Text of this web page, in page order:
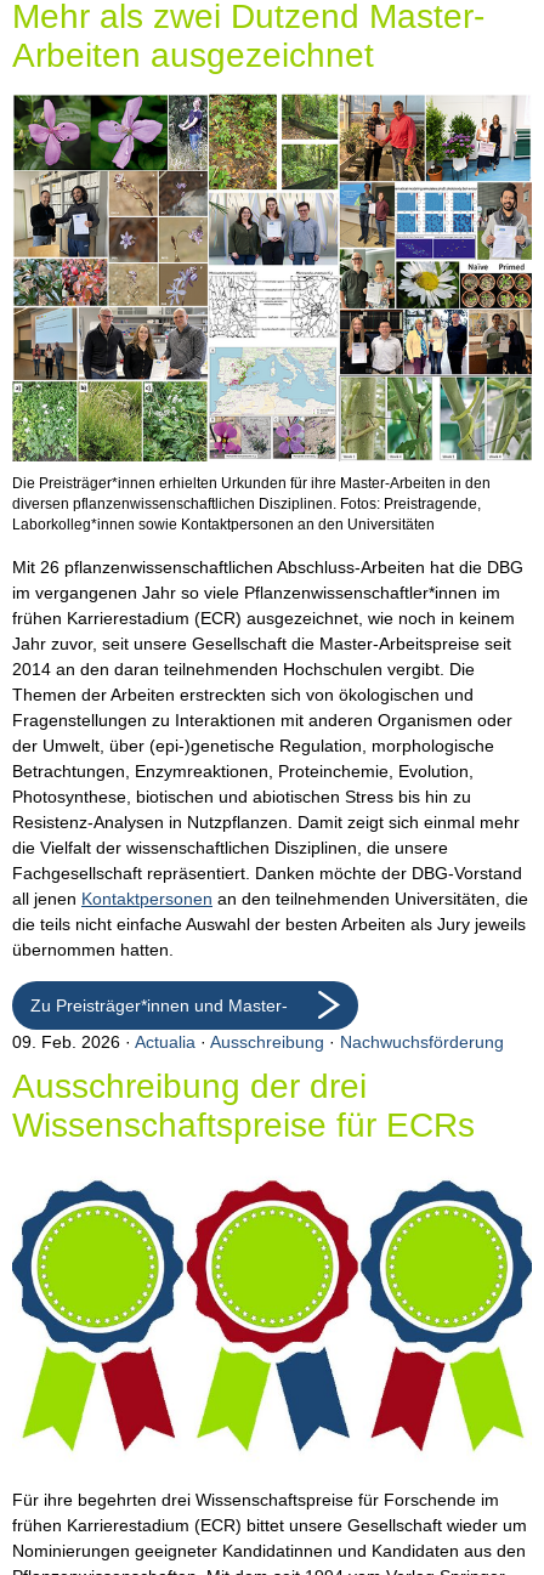
Mehr als zwei Dutzend Master-
Arbeiten ausgezeichnet
Die Preisträger*innen erhielten Urkunden für ihre Master-Arbeiten in den
diversen pflanzenwissenschaftlichen Disziplinen. Fotos: Preistragende,
Laborkolleg*innen sowie Kontaktpersonen an den Universitäten
Mit 26 pflanzenwissenschaftlichen Abschluss-Arbeiten hat die DBG
im vergangenen Jahr so viele Pflanzenwissenschaftler*innen im
frühen Karrierestadium (ECR) ausgezeichnet, wie noch in keinem
Jahr zuvor, seit unsere Gesellschaft die Master-Arbeitspreise seit
2014 an den daran teilnehmenden Hochschulen vergibt. Die
Themen der Arbeiten erstreckten sich von ökologischen und
Fragenstellungen zu Interaktionen mit anderen Organismen oder
der Umwelt, über (epi-)genetische Regulation, morphologische
Betrachtungen, Enzymreaktionen, Proteinchemie, Evolution,
Photosynthese, biotischen und abiotischen Stress bis hin zu
Resistenz-Analysen in Nutzpflanzen. Damit zeigt sich einmal mehr
die Vielfalt der wissenschaftlichen Disziplinen, die unsere
Fachgesellschaft repräsentiert. Danken möchte der DBG-Vorstand
all jenen Kontaktpersonen an den teilnehmenden Universitäten, die
die teils nicht einfache Auswahl der besten Arbeiten als Jury jeweils
übernommen hatten.
Zu Preisträger*innen und Master-
Arbeiten
09. Feb. 2026 Actualia · Ausschreibung · Nachwuchsförderung
Ausschreibung der drei
Wissenschaftspreise für ECRs
Für ihre begehrten drei Wissenschaftspreise für Forschende im
frühen Karrierestadium (ECR) bittet unsere Gesellschaft wieder um
Nominierungen geeigneter Kandidatinnen und Kandidaten aus den